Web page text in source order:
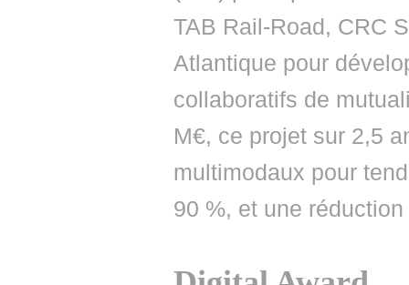
TAB Rail-Road, CRC
Atlantique pour
collaboratifs de
M€, ce projet sur 2,5
multimodaux pour
90 %, et une